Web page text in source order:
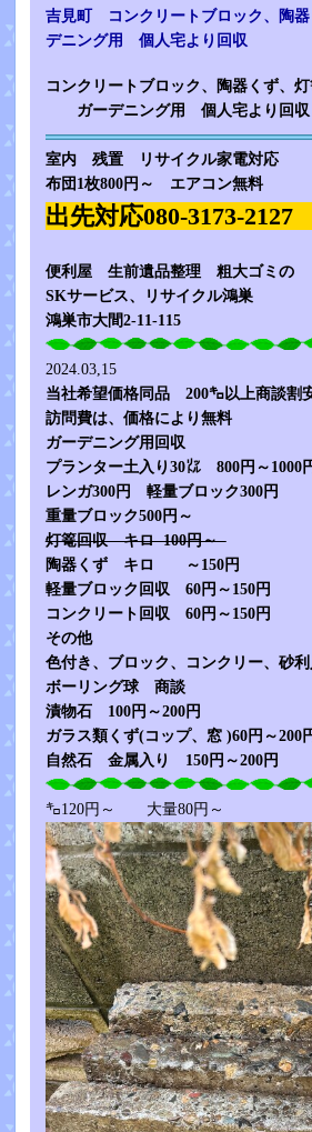
吉見町 コンクリートブロック、
デニング用 個人宅より回収
コンクリートブロック、陶器くず、
ガーデニング用 個人宅より回収
室内 残置 リサイクル家電対応
布団1枚800円～ エアコン無料
出先対応080-3173-
便利屋 生前遺品整理 粗大ゴミの
SKサービス、リサイクル鴻巣
鴻巣市大間2-11-115
2024.03,15
当社希望価格同品 200㌔以上商談割
訪問費は、価格により無料
ガーデニング用回収
プランター土入り30㍑ 800円～1000
レンガ300円 軽量ブロック300円
重量ブロック500円～
灯篭回収 キロ 100円～
陶器くず キロ ～150円
軽量ブロック回収 60円～150円
コンクリート回収 60円～150円
その他
色付き、ブロック、コンクリー、砂
ボーリング球 商談
漬物石 100円～200円
ガラス類くず(コップ、窓 )60円～200
自然石 金属入り 150円～200円
㌔120円～ 大量80円～